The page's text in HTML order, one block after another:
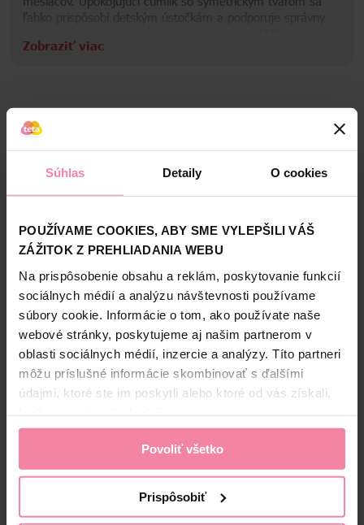
Súhlas Detaily O cookies
POUŽÍVAME COOKIES, ABY SME VYLEPŠILI VÁŠ
ZÁŽITOK Z PREHLIADANIA WEBU
Na prispôsobenie obsahu a reklám, poskytovanie funkcií
sociálnych médií a analýzu návštevnosti používame
súbory cookie. Informácie o tom, ako používate naše
webové stránky, poskytujeme aj našim partnerom v
oblasti sociálnych médií, inzercie a analýzy. Títo partneri
môžu príslušné informácie skombinovať s ďalšími
údajmi, ktoré ste im poskytli alebo ktoré od vás získali,
Povoliť všetko
Prispôsobiť
ľahko prispôsobí detským ústočkám a podporuje správny
na vnútornej strane chráni citlivú pokožku pred
MKD
Zobraziť viac
Alternatívne produkty
NAŠA ZNAČKA
Tip Line kozmetické
1,59
Jedn. cena 0,01 / KS
NAŠA ZNAČKA
1,19
Jedn. cena 0,01 / KS